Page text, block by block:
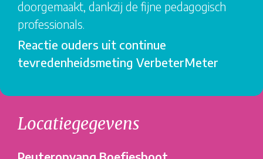
doorgemaakt, dankzij de fijne pedagogisch
professionals.
Reactie ouders uit continue
tevredenheidsmeting VerbeterMeter
Locatiegegevens